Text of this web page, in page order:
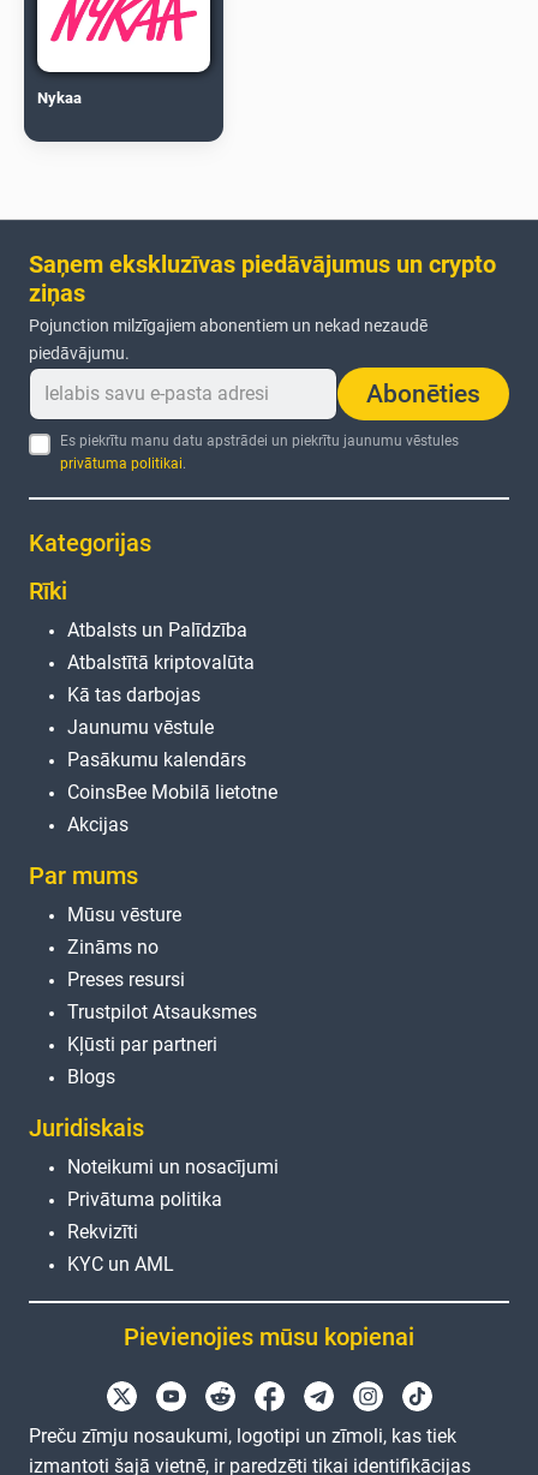
Nykaa
Saņem ekskluzīvas piedāvājumus un crypto
ziņas
Pojunction milzīgajiem abonentiem un nekad nezaudē
piedāvājumu.
Abonēties
Es piekrītu manu datu apstrādei un piekrītu jaunumu vēstules
privātuma politikai.
Kategorijas
Rīki
Atbalsts un Palīdzība
Atbalstītā kriptovalūta
Kā tas darbojas
Jaunumu vēstule
Pasākumu kalendārs
CoinsBee Mobilā lietotne
Akcijas
Par mums
Mūsu vēsture
Zināms no
Preses resursi
Trustpilot Atsauksmes
Kļūsti par partneri
Blogs
Juridiskais
Noteikumi un nosacījumi
Privātuma politika
Rekvizīti
KYC un AML
Pievienojies mūsu kopienai
Preču zīmju nosaukumi, logotipi un zīmoli, kas tiek
izmantoti šajā vietnē, ir paredzēti tikai identifikācijas